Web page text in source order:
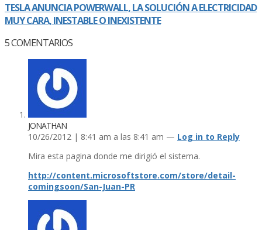
TESLA ANUNCIA POWERWALL, LA SOLUCIÓN A ELECTRICIDAD
MUY CARA, INESTABLE O INEXISTENTE
5COMENTARIOS
JONATHAN
10/26/2012 | 8:41 am a las 8:41 am — Log in to Reply
Mira esta pagina donde me dirigió el sistema.
http://content.microsoftstore.com/store/detail-
comingsoon/San-Juan-PR